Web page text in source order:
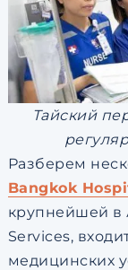
Тайский
Разберем
Bangkok
крупнейшей в
Services,
медицинских